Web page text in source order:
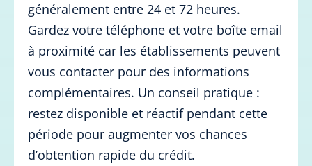
généralement entre 24 et 72 heures.
Gardez votre téléphone et votre boîte email
à proximité car les établissements peuvent
vous contacter pour des informations
complémentaires. Un conseil pratique :
restez disponible et réactif pendant cette
période pour augmenter vos chances
d’obtention rapide du crédit.